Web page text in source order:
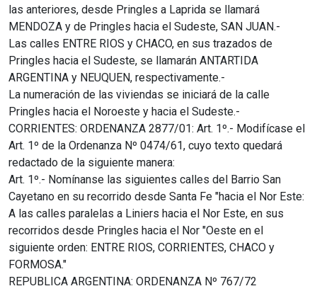
las anteriores, desde Pringles a Laprida se llamará
MENDOZA y de Pringles hacia el Sudeste, SAN JUAN.-
Las calles ENTRE RIOS y CHACO, en sus trazados de
Pringles hacia el Sudeste, se llamarán ANTARTIDA
ARGENTINA y NEUQUEN, respectivamente.-
La numeración de las viviendas se iniciará de la calle
Pringles hacia el Noroeste y hacia el Sudeste.-
CORRIENTES: ORDENANZA 2877/01: Art. 1º.- Modifícase el
Art. 1º de la Ordenanza Nº 0474/61, cuyo texto quedará
redactado de la siguiente manera:
Art. 1º.- Nomínanse las siguientes calles del Barrio San
Cayetano en su recorrido desde Santa Fe "hacia el Nor Este:
A las calles paralelas a Liniers hacia el Nor Este, en sus
recorridos desde Pringles hacia el Nor "Oeste en el
siguiente orden: ENTRE RIOS, CORRIENTES, CHACO y
FORMOSA."
REPUBLICA ARGENTINA: ORDENANZA Nº 767/72